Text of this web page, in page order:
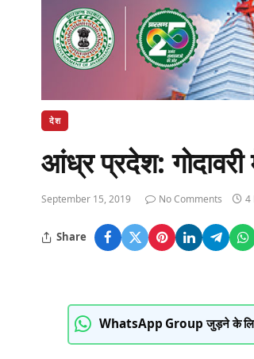
देश
आंध्र प्रदेश: गोदावरी
September 15, 2019 No Comments 4
Share
WhatsApp Group जुड़ने के